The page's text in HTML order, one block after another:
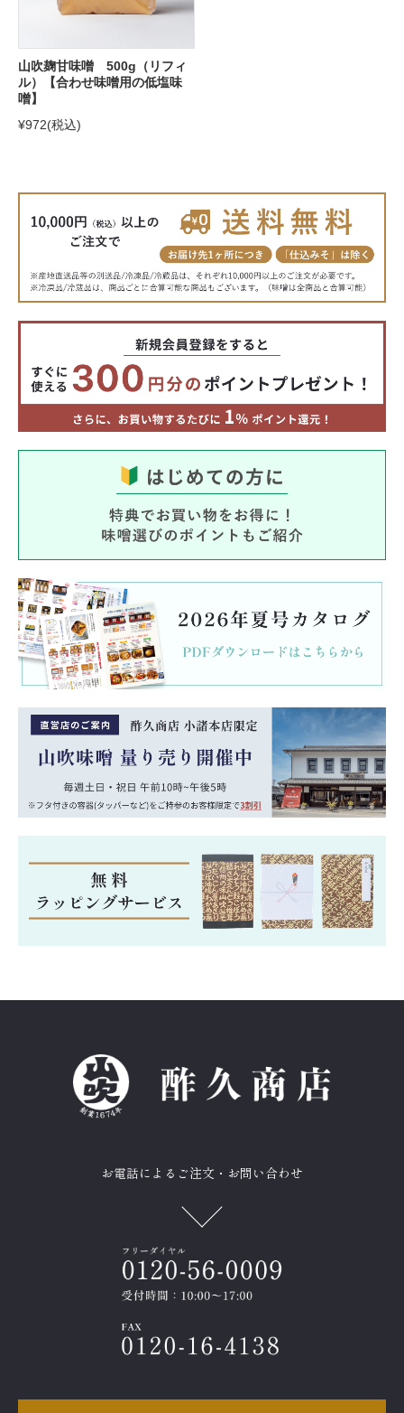
山吹麹甘味噌 500g（リフィ
ル）【合わせ味噌用の低塩味
噌】
¥972(税込)
お電話によるご注文・お問い合わせ